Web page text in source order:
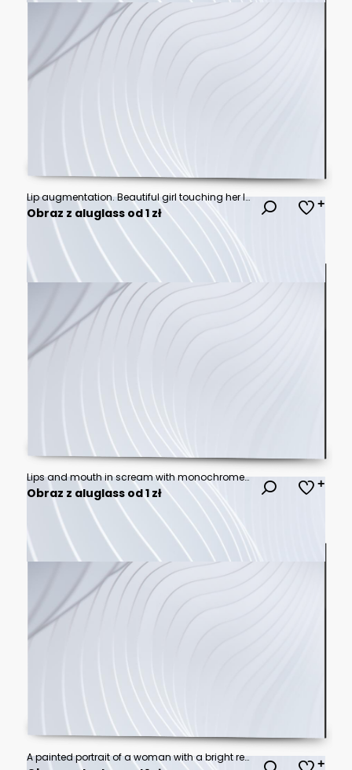
Lip augmentation. Beautiful girl touching her lips
Obraz z aluglass od 1 zł
Lips and mouth in scream with monochrome photocopy effect, for grunge punk y2k collage design. Elements in stipple halftone brutalist retro design. Vector illustration for vintage music poster or bann
Obraz z aluglass od 1 zł
A painted portrait of a woman with a bright red flower